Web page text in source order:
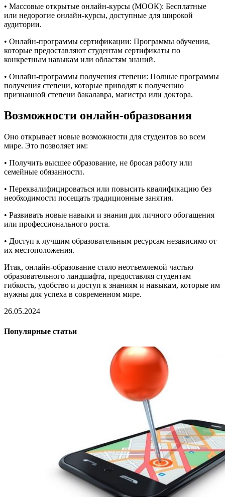
• Массовые открытые онлайн-курсы (МООК): Бесплатные
или недорогие онлайн-курсы, доступные для широкой
аудитории.
• Онлайн-программы сертификации: Программы обучения,
которые предоставляют студентам сертификаты по
конкретным навыкам или областям знаний.
• Онлайн-программы получения степени: Полные программы
получения степени, которые приводят к получению
признанной степени бакалавра, магистра или доктора.
Возможности онлайн-образования
Оно открывает новые возможности для студентов во всем
мире. Это позволяет им:
• Получить высшее образование, не бросая работу или
семейные обязанности.
• Переквалифицироваться или повысить квалификацию без
необходимости посещать традиционные занятия.
• Развивать новые навыки и знания для личного обогащения
или профессионального роста.
• Доступ к лучшим образовательным ресурсам независимо от
их местоположения.
Итак, онлайн-образование стало неотъемлемой частью
образовательного ландшафта, предоставляя студентам
гибкость, удобство и доступ к знаниям и навыкам, которые им
нужны для успеха в современном мире.
26.05.2024
Популярные статьи